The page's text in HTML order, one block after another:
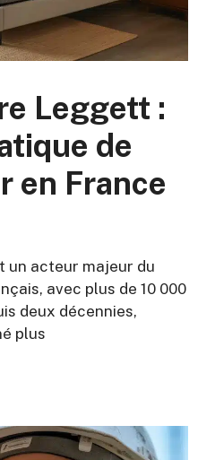
Leggett :
de
en France
un acteur majeur du
avec plus de 10 000
deux décennies,
plus